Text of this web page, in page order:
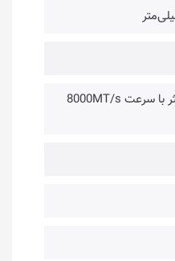
4× @ از نوع DDR5 | حداکثر با سرعت 8000MT/s